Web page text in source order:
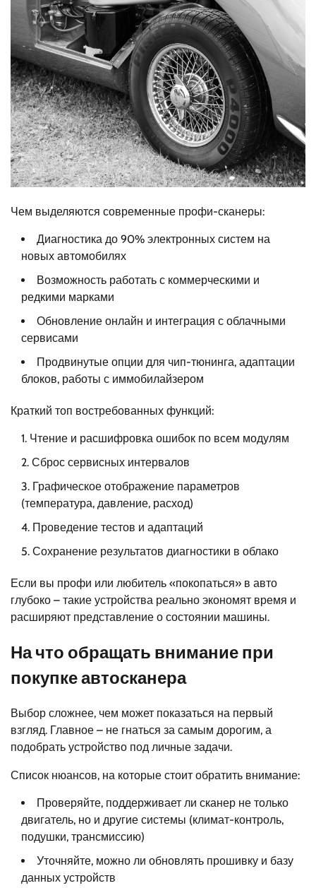
Чем выделяются современные профи-сканеры:
Диагностика до 90% электронных систем на
новых автомобилях
Возможность работать с коммерческими и
редкими марками
Обновление онлайн и интеграция с облачными
сервисами
Продвинутые опции для чип-тюнинга, адаптации
блоков, работы с иммобилайзером
Краткий топ востребованных функций:
Чтение и расшифровка ошибок по всем модулям
Сброс сервисных интервалов
Графическое отображение параметров
(температура, давление, расход)
Проведение тестов и адаптаций
Сохранение результатов диагностики в облако
Если вы профи или любитель «покопаться» в авто
глубоко – такие устройства реально экономят время и
расширяют представление о состоянии машины.
На что обращать внимание при
покупке автосканера
Выбор сложнее, чем может показаться на первый
взгляд. Главное – не гнаться за самым дорогим, а
подобрать устройство под личные задачи.
Список нюансов, на которые стоит обратить внимание:
Проверяйте, поддерживает ли сканер не только
двигатель, но и другие системы (климат-контроль,
подушки, трансмиссию)
Уточняйте, можно ли обновлять прошивку и базу
данных устройств